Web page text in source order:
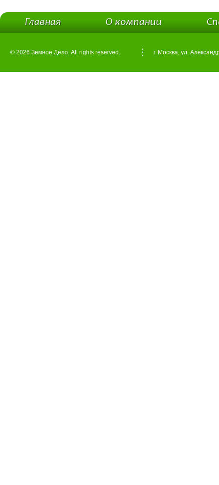
Главная О компании
© 2026 Земное Дело. All rights reserved. г. Москва, ул.